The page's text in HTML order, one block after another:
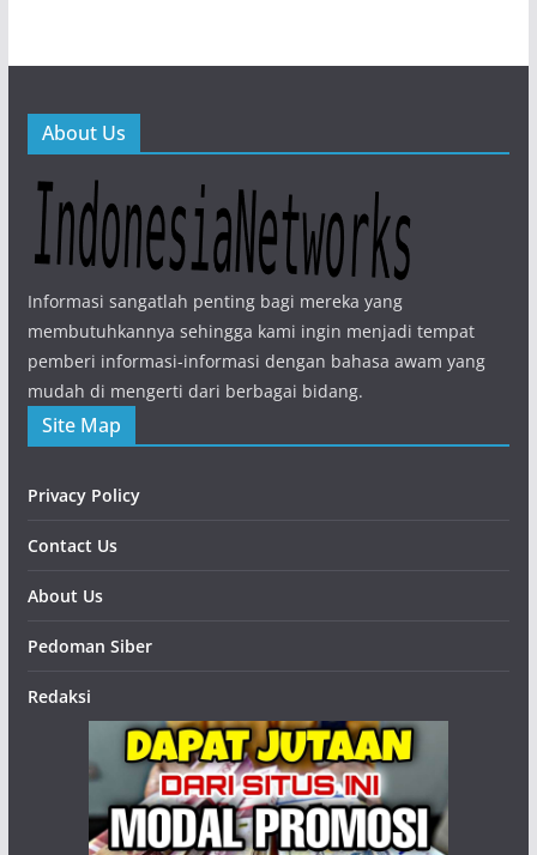
About Us
Informasi sangatlah penting bagi mereka yang
membutuhkannya sehingga kami ingin menjadi tempat
pemberi informasi-informasi dengan bahasa awam yang
mudah di mengerti dari berbagai bidang.
Site Map
Privacy Policy
Contact Us
About Us
Pedoman Siber
Redaksi